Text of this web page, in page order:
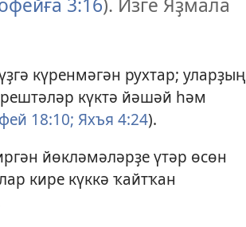
күренмәгән рухтар; уларҙың
күктә йәшәй һәм
18:10; Яхъя 4:24).
йөкләмәләрҙе үтәр өсөн
кире күккә ҡайтҡан